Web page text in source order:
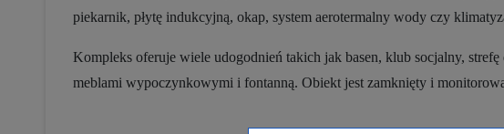
piekarnik, płytę indukcyjną, okap, system aerotermalny wody czy
Kompleks oferuje wiele udogodnień takich jak basen, klub socjalny,
meblami wypoczynkowymi i fontanną. Obiekt jest zamknięty i